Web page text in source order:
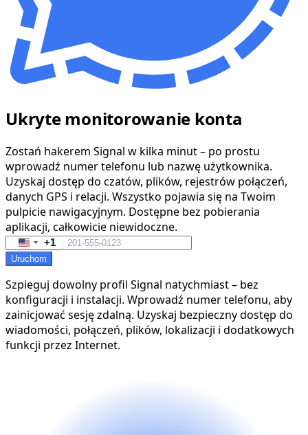
Ukryte monitorowanie konta
Zostań hakerem Signal w kilka minut – po prostu
wprowadź numer telefonu lub nazwę użytkownika.
Uzyskaj dostęp do czatów, plików, rejestrów połączeń,
danych GPS i relacji. Wszystko pojawia się na Twoim
pulpicie nawigacyjnym. Dostępne bez pobierania
aplikacji, całkowicie niewidoczne.
United
States
+1
Uruchom
Szpieguj dowolny profil Signal natychmiast – bez
konfiguracji i instalacji. Wprowadź numer telefonu, aby
zainicjować sesję zdalną. Uzyskaj bezpieczny dostęp do
wiadomości, połączeń, plików, lokalizacji i dodatkowych
funkcji przez Internet.